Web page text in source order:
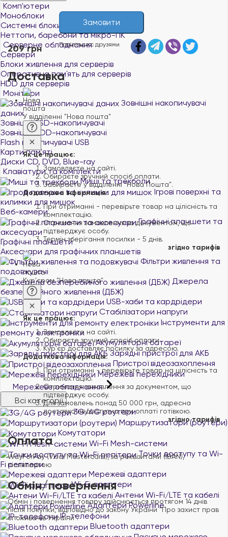
Комп'ютери
Моноблоки
Системні блоки
Неттопи, баребони та мікро-ПК
Серверне обладнання
Сервери
Блоки живлення для серверів
Оперативна пам`ять для серверів
HDD для серверів
Монітори
Зовнішні накопичувачі
даних
Зовнішні SSD-накопичувачі
Зовнішні HDD-накопичувачі
Flash накопичувачі USB
Карти пам'яті
Диски CD, DVD, Blue-ray
Клавіатури та комплекти
Миші та трекболи
Ігрові поверхні та
килимки для мишок
Веб-камери
Графічні планшети та
аксесуари
Графічні планшети
Аксесуари для графічних планшетів
Фільтри живлення та
подовжувачі
Джерела
безперебійного живлення (ДБЖ)
USB-хаби та кардрідери
Стабілізатори напруги
Інструменти для
ремонту електроніки
Акумуляторні батареї
Зарядні пристрої для АКБ
Пристрої відеозахоплення
Мережеві перехідники
Мережеве обладнання
Всі категорії
3G/4G роутери
Маршрутизатори (роутери)
Комутатори
Wi-Fi Mesh-системи
Точки доступу та Wi-
Fi репітери
Мережеві адаптери
Wi-Fi адаптери
Антени Wi-Fi/LTE та кабелі
Адаптери Powerline
IP-телефони
Bluetooth адаптери
209 грн
Замовити
Поділіться с друзями
Доставка
У відділенні "Нова пошта"
Як це працює:
Замовляєте на сайті.
Обираєте зручний спосіб оплати.
Забираєте у відділенні "Нова Пошта".
Додаткова інформація:
При отриманні - перевірьте товар на цілісність та
комплектацію.
Отримання замовлення за документом, що
підтверджує особу.
Термін зберігання посилки - 5 днів.
згідно тарифів
Кур'єром "Нова пошта"
Як це працює:
Замовляєте на сайті.
Обираєте зручний спосіб оплати.
Курʼєр доставляє посилку за адресою.
Додаткова інформація:
При отриманні - перевірьте товар на цілісність та
комплектацію.
Отримання замовлення за документом, що
підтверджує особу.
Для замовлень понад 50 000 грн, адресна
доставка недоступна при оплаті готівкою.
згідно тарифів
Оплата
WayForPay (Visa/Mastercard), за реквізитами (IBAN),
післяплатою
Обмін/повернення
Обмін і повернення товару здійснюється протягом 14 днів
після покупки, відповідно до закону України "Про захист прав
споживачів України".